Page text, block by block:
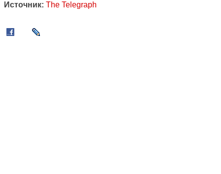
Источник: The Telegraph